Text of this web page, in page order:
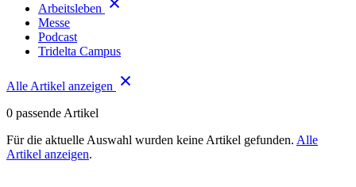
Arbeitsleben
Messe
Podcast
Tridelta Campus
Alle Artikel anzeigen
0 passende Artikel
Für die aktuelle Auswahl wurden keine Artikel gefunden. Alle
Artikel anzeigen.